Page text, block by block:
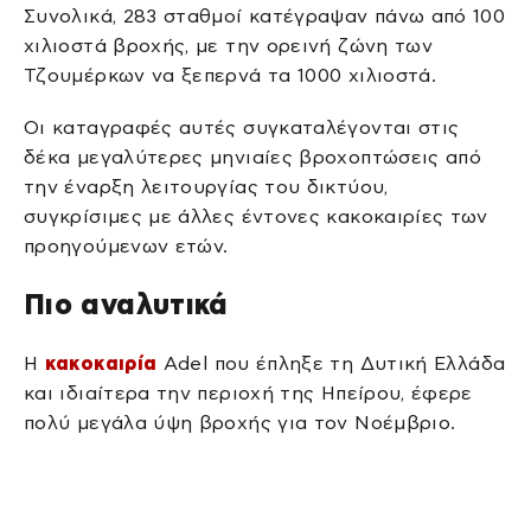
Συνολικά, 283 σταθμοί κατέγραψαν πάνω από 100
χιλιοστά βροχής, με την ορεινή ζώνη των
Τζουμέρκων να ξεπερνά τα 1000 χιλιοστά.
Οι καταγραφές αυτές συγκαταλέγονται στις
δέκα μεγαλύτερες μηνιαίες βροχοπτώσεις από
την έναρξη λειτουργίας του δικτύου,
συγκρίσιμες με άλλες έντονες κακοκαιρίες των
προηγούμενων ετών.
Πιο αναλυτικά
Η κακοκαιρία Adel που έπληξε τη Δυτική Ελλάδα
και ιδιαίτερα την περιοχή της Ηπείρου, έφερε
πολύ μεγάλα ύψη βροχής για τον Νοέμβριο.